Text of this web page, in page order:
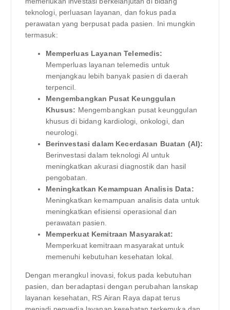
teknologi, perluasan layanan, dan fokus pada
perawatan yang berpusat pada pasien. Ini mungkin
termasuk:
Memperluas Layanan Telemedis:
Memperluas layanan telemedis untuk
menjangkau lebih banyak pasien di daerah
terpencil.
Mengembangkan Pusat Keunggulan
Khusus: Mengembangkan pusat keunggulan
khusus di bidang kardiologi, onkologi, dan
neurologi.
Berinvestasi dalam Kecerdasan Buatan (AI):
Berinvestasi dalam teknologi AI untuk
meningkatkan akurasi diagnostik dan hasil
pengobatan.
Meningkatkan Kemampuan Analisis Data:
Meningkatkan kemampuan analisis data untuk
meningkatkan efisiensi operasional dan
perawatan pasien.
Memperkuat Kemitraan Masyarakat:
Memperkuat kemitraan masyarakat untuk
memenuhi kebutuhan kesehatan lokal.
Dengan merangkul inovasi, fokus pada kebutuhan
pasien, dan beradaptasi dengan perubahan lanskap
layanan kesehatan, RS Airan Raya dapat terus